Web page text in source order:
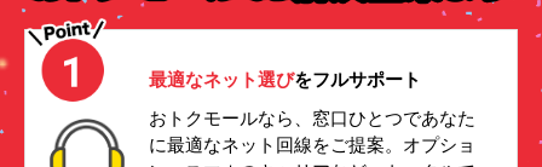
最適なネット選びをフルサポート
おトクモールなら、窓口ひとつであなた
に最適なネット回線をご提案。オプショ